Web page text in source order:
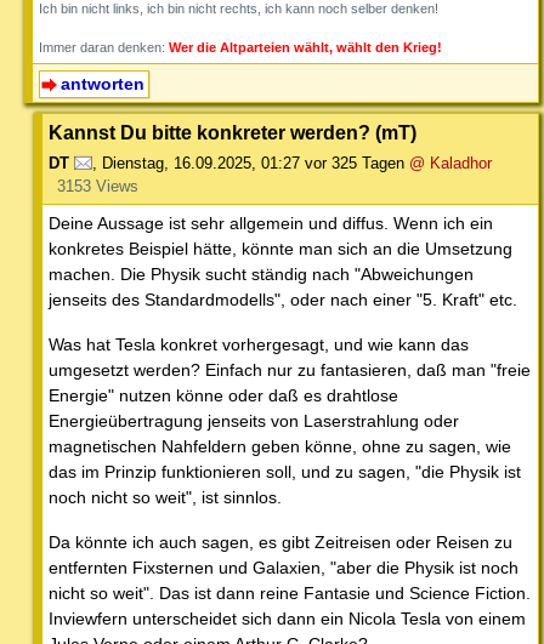
Ich bin nicht links, ich bin nicht rechts, ich kann noch selber denken!
Immer daran denken: Wer die Altparteien wählt, wählt den Krieg!
antworten
Kannst Du bitte konkreter werden? (mT)
DT , Dienstag, 16.09.2025, 01:27 vor 325 Tagen @ Kaladhor
3153 Views
Deine Aussage ist sehr allgemein und diffus. Wenn ich ein
konkretes Beispiel hätte, könnte man sich an die Umsetzung
machen. Die Physik sucht ständig nach "Abweichungen
jenseits des Standardmodells", oder nach einer "5. Kraft" etc.
Was hat Tesla konkret vorhergesagt, und wie kann das
umgesetzt werden? Einfach nur zu fantasieren, daß man "freie
Energie" nutzen könne oder daß es drahtlose
Energieübertragung jenseits von Laserstrahlung oder
magnetischen Nahfeldern geben könne, ohne zu sagen, wie
das im Prinzip funktionieren soll, und zu sagen, "die Physik ist
noch nicht so weit", ist sinnlos.
Da könnte ich auch sagen, es gibt Zeitreisen oder Reisen zu
entfernten Fixsternen und Galaxien, "aber die Physik ist noch
nicht so weit". Das ist dann reine Fantasie und Science Fiction.
Inviewfern unterscheidet sich dann ein Nicola Tesla von einem